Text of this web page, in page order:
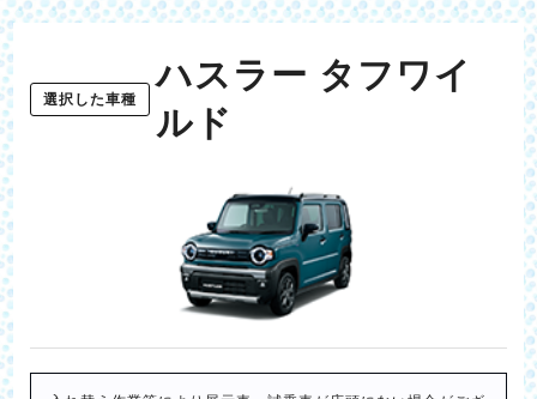
選択した車種
ハスラー タフワイ
ルド